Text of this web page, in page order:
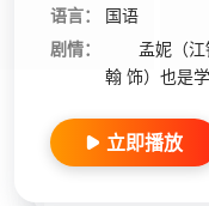
语言：
国语
剧情：
孟妮（江铠
翰 饰）也是
立即播放